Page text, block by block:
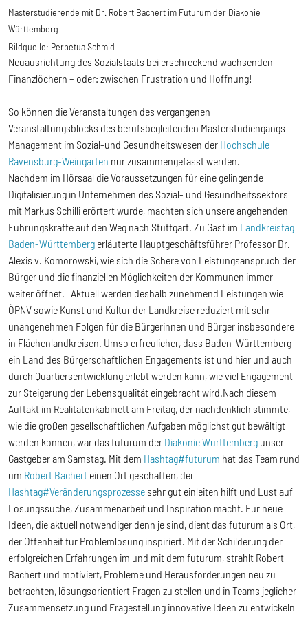
Masterstudierende mit Dr. Robert Bachert im Futurum der Diakonie
Württemberg
Bildquelle: Perpetua Schmid
Neuausrichtung des Sozialstaats bei erschreckend wachsenden
Finanzlöchern – oder: zwischen Frustration und Hoffnung!
So können die Veranstaltungen des vergangenen
Veranstaltungsblocks des berufsbegleitenden Masterstudiengangs
Management im Sozial-und Gesundheitswesen der Hochschule
Ravensburg-Weingarten nur zusammengefasst werden.
Nachdem im Hörsaal die Voraussetzungen für eine gelingende
Digitalisierung in Unternehmen des Sozial- und Gesundheitssektors
mit Markus Schilli erörtert wurde, machten sich unsere angehenden
Führungskräfte auf den Weg nach Stuttgart. Zu Gast im Landkreistag
Baden-Württemberg erläuterte Hauptgeschäftsführer Professor Dr.
Alexis v. Komorowski, wie sich die Schere von Leistungsanspruch der
Bürger und die finanziellen Möglichkeiten der Kommunen immer
weiter öffnet. Aktuell werden deshalb zunehmend Leistungen wie
ÖPNV sowie Kunst und Kultur der Landkreise reduziert mit sehr
unangenehmen Folgen für die Bürgerinnen und Bürger insbesondere
in Flächenlandkreisen. Umso erfreulicher, dass Baden-Württemberg
ein Land des Bürgerschaftlichen Engagements ist und hier und auch
durch Quartiersentwicklung erlebt werden kann, wie viel Engagement
zur Steigerung der Lebensqualität eingebracht wird.Nach diesem
Auftakt im Realitätenkabinett am Freitag, der nachdenklich stimmte,
wie die großen gesellschaftlichen Aufgaben möglichst gut bewältigt
werden können, war das futurum der Diakonie Württemberg unser
Gastgeber am Samstag. Mit dem Hashtag#futurum hat das Team rund
um Robert Bachert einen Ort geschaffen, der
Hashtag#Veränderungsprozesse sehr gut einleiten hilft und Lust auf
Lösungssuche, Zusammenarbeit und Inspiration macht. Für neue
Ideen, die aktuell notwendiger denn je sind, dient das futurum als Ort,
der Offenheit für Problemlösung inspiriert. Mit der Schilderung der
erfolgreichen Erfahrungen im und mit dem futurum, strahlt Robert
Bachert und motiviert, Probleme und Herausforderungen neu zu
betrachten, lösungsorientiert Fragen zu stellen und in Teams jeglicher
Zusammensetzung und Fragestellung innovative Ideen zu entwickeln